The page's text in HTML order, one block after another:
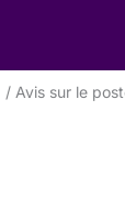
Avis sur le